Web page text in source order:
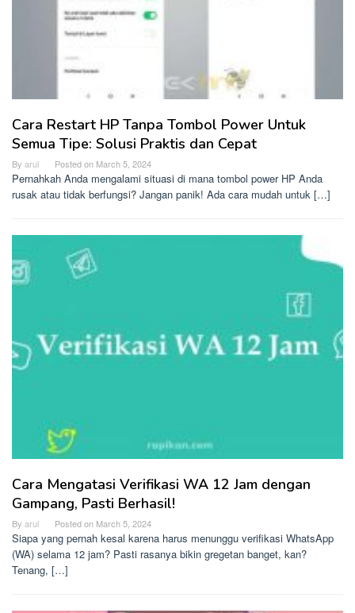
Cara Restart HP Tanpa Tombol Power Untuk
Semua Tipe: Solusi Praktis dan Cepat
By arul Posted on March 5, 2024
Pernahkah Anda mengalami situasi di mana tombol power HP Anda
rusak atau tidak berfungsi? Jangan panik! Ada cara mudah untuk […]
Cara Mengatasi Verifikasi WA 12 Jam dengan
Gampang, Pasti Berhasil!
By arul Posted on March 5, 2024
Siapa yang pernah kesal karena harus menunggu verifikasi WhatsApp
(WA) selama 12 jam? Pasti rasanya bikin gregetan banget, kan?
Tenang, […]